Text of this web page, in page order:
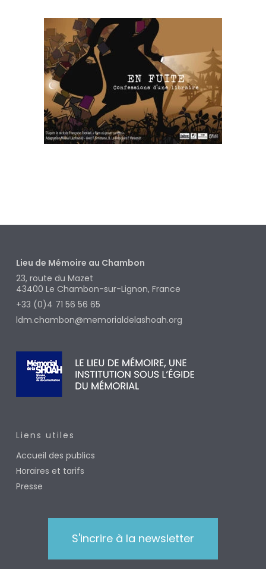
Lieu de Mémoire au Chambon
23, route du Mazet
43400 Le Chambon-sur-Lignon, France
+33 (0)4 71 56 56 65
ldm.chambon@memorialdelashoah.org
Liens utiles
Accueil des publics
Horaires et tarifs
Presse
S'incrire à la newsletter